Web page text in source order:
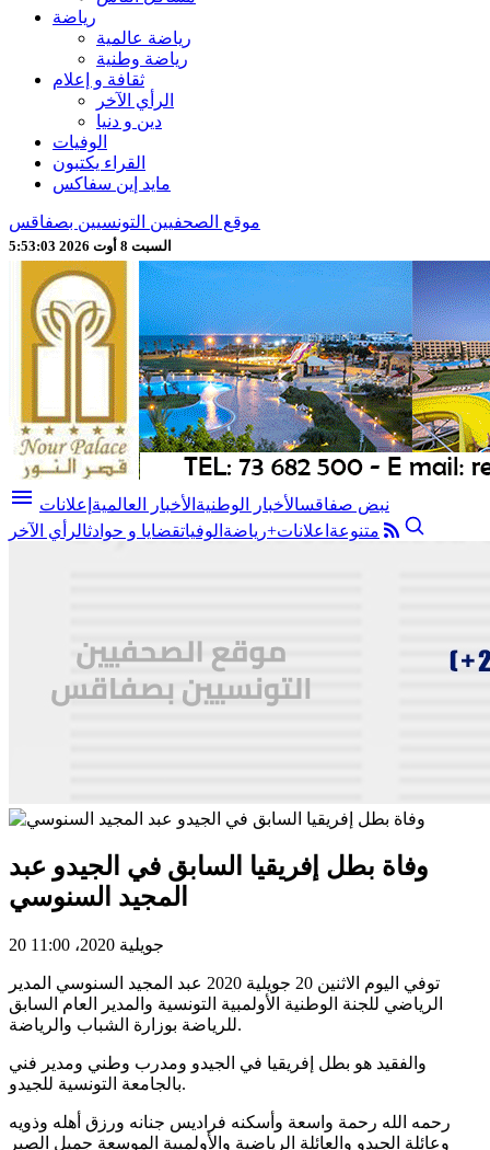
رياضة
رياضة عالمية
رياضة وطنية
ثقافة و إعلام
الرأي الآخر
دين و دنيا
الوفيات
القراء يكتبون
مايد إين سفاكس
موقع الصحفيين التونسيين بصفاقس
السبت 8 أوت 2026 5:53:05
menu نبض صفاقسالأخبار الوطنية الأخبار العالمية إعلانات
متنوعة اعلانات+رياضة الوفياتقضايا و حوادثالرأي الآخر
وفاة بطل إفريقيا السابق في الجيدو عبد
المجيد السنوسي
20 جويلية 2020، 11:00
توفي اليوم الاثنين 20 جويلية 2020 عبد المجيد السنوسي المدير
الرياضي للجنة الوطنية الأولمبية التونسية والمدير العام السابق
للرياضة بوزارة الشباب والرياضة.
والفقيد هو بطل إفريقيا في الجيدو ومدرب وطني ومدير فني
بالجامعة التونسية للجيدو.
رحمه الله رحمة واسعة وأسكنه فراديس جنانه ورزق أهله وذويه
وعائلة الجيدو والعائلة الرياضية والأولمبية الموسعة جميل الصبر